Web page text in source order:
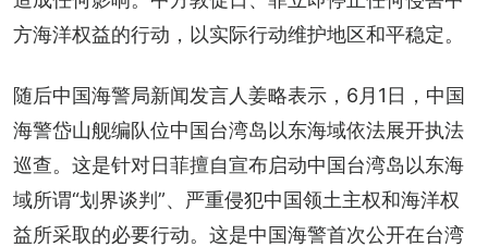
方海洋权益的行动，以实际行动维护地区和平稳定。
随后中国海警局新闻发言人姜略表示，6月1日，中国
海警岱山舰编队位中国台湾岛以东海域依法展开执法
巡查。这是针对日菲擅自宣布启动中国台湾岛以东海
域所谓“划界谈判”、严重侵犯中国领土主权和海洋权
益所采取的必要行动。这是中国海警首次公开在台湾